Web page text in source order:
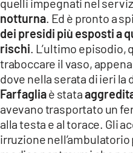
ILREGGINO.IT
COSENZACHANNEL.IT
ILVIBONESE.IT
CATANZAROCHANNEL.IT
LACAPITALENEWS.IT
App
notturna . Ed è pronto a
dei presidi più esposti a
rischi . L’ultimo
traboccare il vaso,
dove nella serata di ieri la
Farfagliaè stata
avevano trasportato un
alla testa e al torace. Gli
irruzione